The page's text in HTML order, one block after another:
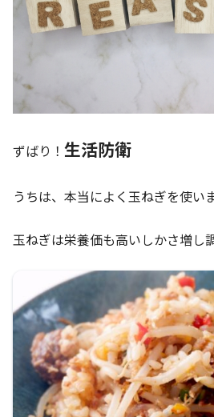
ずばり！ 生活防衛
うちは、本当によく玉ねぎを使い
玉ねぎは栄養価も高いしかさ増し